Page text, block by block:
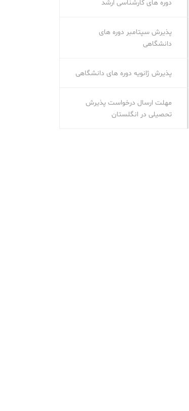
دوره های کارشناسی ارشد
پذیرش سپتامبر دوره‌ های
دانشگاهی
پذیرش ژانویه دوره‌ های دانشگاهی
مهلت ارسال درخواست پذیرش
تحصیلی در انگلستان